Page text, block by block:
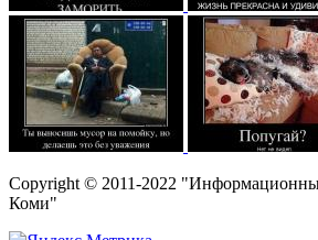
Copyright © 2011-2022
Коми"